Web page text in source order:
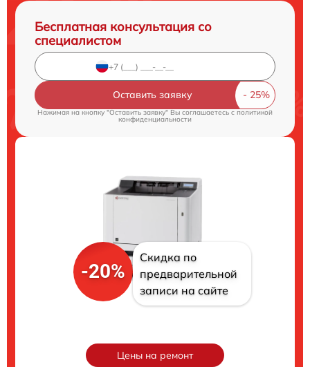
Бесплатная консультация со
специалистом
Оставить заявку
Нажимая на кнопку "Оставить заявку" Вы соглашаетесь cполитикой
конфиденциальности
-20%
Скидка по
предварительной
записи на сайте
Цены на ремонт